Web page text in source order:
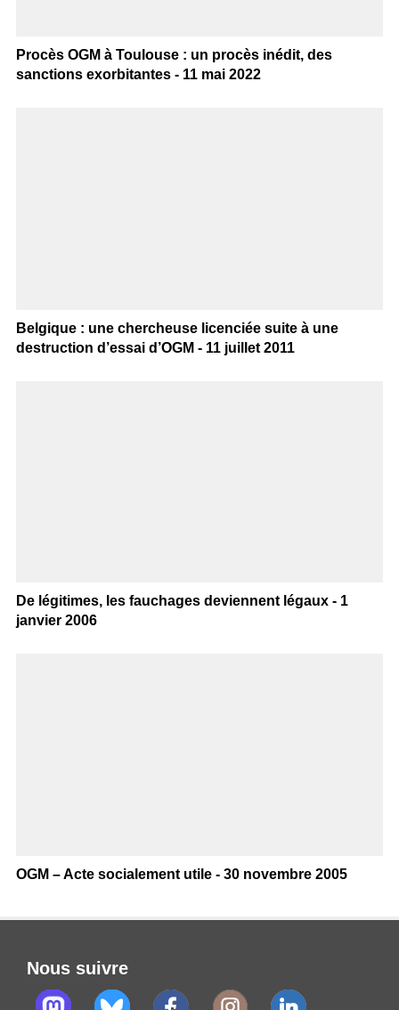
Procès OGM à Toulouse : un procès inédit, des
sanctions exorbitantes - 11 mai 2022
Belgique : une chercheuse licenciée suite à une
destruction d’essai d’OGM - 11 juillet 2011
De légitimes, les fauchages deviennent légaux - 1
janvier 2006
OGM – Acte socialement utile - 30 novembre 2005
Nous suivre